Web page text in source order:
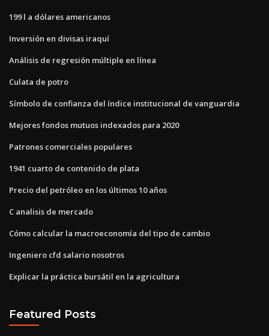
199 l a dólares americanos
Inversión en divisas iraquí
Análisis de regresión múltiple en línea
Culata de potro
Símbolo de confianza del índice institucional de vanguardia
Mejores fondos mutuos indexados para 2020
Patrones comerciales populares
1941 cuarto de contenido de plata
Precio del petróleo en los últimos 10 años
C analisis de mercado
Cómo calcular la macroeconomía del tipo de cambio
Ingeniero cfd salario nosotros
Explicar la práctica bursátil en la agricultura
Featured Posts